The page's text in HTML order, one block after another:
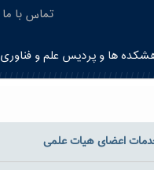
تماس با ما
ها و پردیس علم و فناوری
اعضای هیات علمی